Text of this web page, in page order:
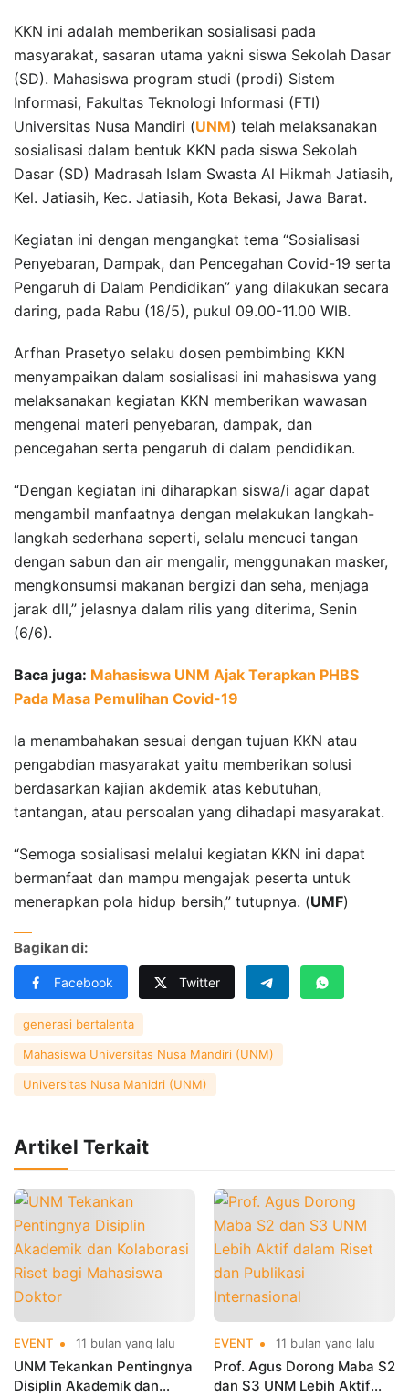
KKN ini adalah memberikan sosialisasi pada
masyarakat, sasaran utama yakni siswa Sekolah Dasar
(SD). Mahasiswa program studi (prodi) Sistem
Informasi, Fakultas Teknologi Informasi (FTI)
Universitas Nusa Mandiri (UNM) telah melaksanakan
sosialisasi dalam bentuk KKN pada siswa Sekolah
Dasar (SD) Madrasah Islam Swasta Al Hikmah Jatiasih,
Kel. Jatiasih, Kec. Jatiasih, Kota Bekasi, Jawa Barat.
Kegiatan ini dengan mengangkat tema “Sosialisasi
Penyebaran, Dampak, dan Pencegahan Covid-19 serta
Pengaruh di Dalam Pendidikan” yang dilakukan secara
daring, pada Rabu (18/5), pukul 09.00-11.00 WIB.
Arfhan Prasetyo selaku dosen pembimbing KKN
menyampaikan dalam sosialisasi ini mahasiswa yang
melaksanakan kegiatan KKN memberikan wawasan
mengenai materi penyebaran, dampak, dan
pencegahan serta pengaruh di dalam pendidikan.
“Dengan kegiatan ini diharapkan siswa/i agar dapat
mengambil manfaatnya dengan melakukan langkah-
langkah sederhana seperti, selalu mencuci tangan
dengan sabun dan air mengalir, menggunakan masker,
mengkonsumsi makanan bergizi dan seha, menjaga
jarak dll,” jelasnya dalam rilis yang diterima, Senin
(6/6).
Baca juga: Mahasiswa UNM Ajak Terapkan PHBS
Pada Masa Pemulihan Covid-19
Ia menambahakan sesuai dengan tujuan KKN atau
pengabdian masyarakat yaitu memberikan solusi
berdasarkan kajian akdemik atas kebutuhan,
tantangan, atau persoalan yang dihadapi masyarakat.
“Semoga sosialisasi melalui kegiatan KKN ini dapat
bermanfaat dan mampu mengajak peserta untuk
menerapkan pola hidup bersih,” tutupnya. (UMF)
Bagikan di:
Facebook Twitter
generasi bertalenta
Mahasiswa Universitas Nusa Mandiri (UNM)
Universitas Nusa Manidri (UNM)
Artikel Terkait
EVENT 11 bulan yang lalu
UNM Tekankan Pentingnya
Disiplin Akademik dan
EVENT 11 bulan yang lalu
Prof. Agus Dorong Maba S2
dan S3 UNM Lebih Aktif